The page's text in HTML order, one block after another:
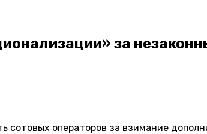
за
операторов за взимание